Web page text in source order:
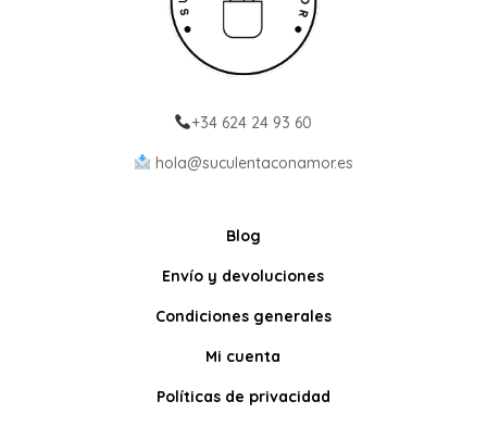
+34 624 24 93 60
hola@suculentaconamor.es
Blog
Envío y devoluciones
Condiciones generales
Mi cuenta
Políticas de privacidad